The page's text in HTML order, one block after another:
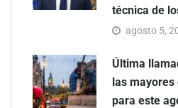
técnica de
agosto 5,
Última
las
para este